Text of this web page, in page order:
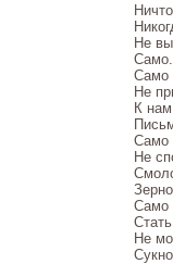
Ничто
Не
Само.
Само
Не
К
Само
Не
Само
Не